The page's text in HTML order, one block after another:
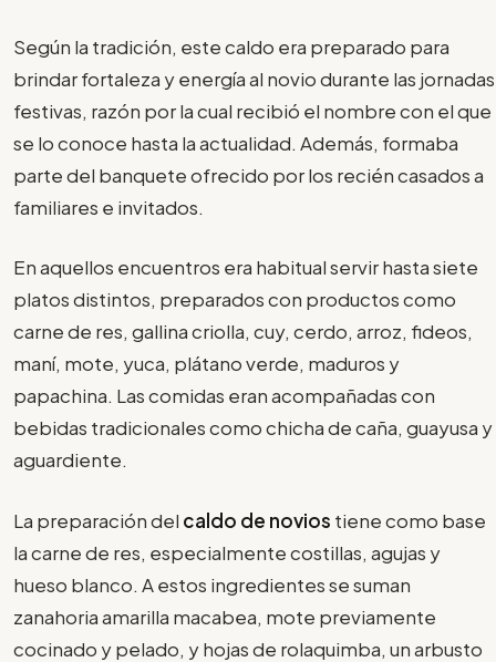
Según la tradición, este caldo era preparado para
brindar fortaleza y energía al novio durante las jornadas
festivas, razón por la cual recibió el nombre con el que
se lo conoce hasta la actualidad. Además, formaba
parte del banquete ofrecido por los recién casados a
familiares e invitados.
En aquellos encuentros era habitual servir hasta siete
platos distintos, preparados con productos como
carne de res, gallina criolla, cuy, cerdo, arroz, fideos,
maní, mote, yuca, plátano verde, maduros y
papachina. Las comidas eran acompañadas con
bebidas tradicionales como chicha de caña, guayusa y
aguardiente.
La preparación del caldo de novios tiene como base
la carne de res, especialmente costillas, agujas y
hueso blanco. A estos ingredientes se suman
zanahoria amarilla macabea, mote previamente
cocinado y pelado, y hojas de rolaquimba, un arbusto